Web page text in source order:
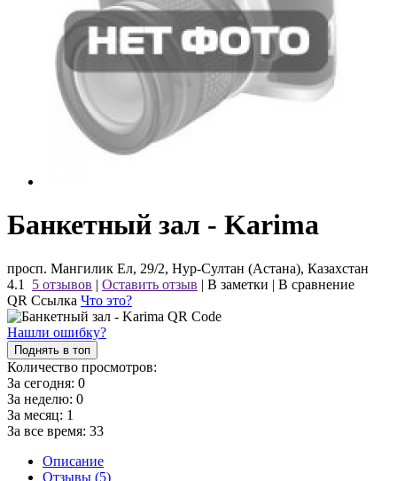
Банкетный зал - Karima
просп. Мангилик Ел, 29/2, Нур-Султан (Астана), Казахстан
4.1
5 отзывов | Оставить отзыв | В заметки | В сравнение
QR Ссылка Что это?
Нашли ошибку?
Поднять в топ
Количество просмотров:
За сегодня: 0
За неделю: 0
За месяц: 1
За все время: 33
Описание
Отзывы (5)